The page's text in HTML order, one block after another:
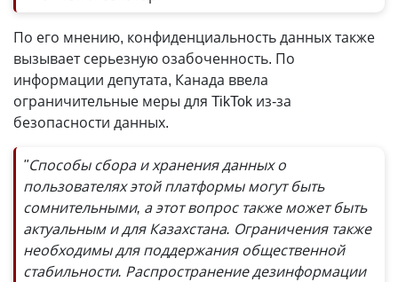
По его мнению, конфиденциальность данных также
вызывает серьезную озабоченность. По
информации депутата, Канада ввела
ограничительные меры для TikTok из-за
безопасности данных.
"Способы сбора и хранения данных о
пользователях этой платформы могут быть
сомнительными, а этот вопрос также может быть
актуальным и для Казахстана. Ограничения также
необходимы для поддержания общественной
стабильности. Распространение дезинформации